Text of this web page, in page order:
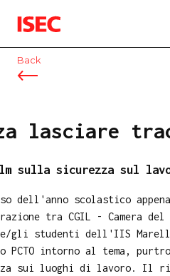
ISEC
Back
lasciare
sulla sicurezza sul
dell'anno scolastico
tra CGIL - Camera
gli studenti dell'IIS
PCTO intorno al tema,
sui luoghi di lavoro. Il